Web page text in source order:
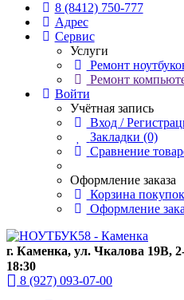
8 (8412) 750-777
Адрес
Сервис
Услуги
Ремонт
Ремонт
Войти
Учётная запись
Вход /
Закладки (0)
Сравнение
Оформление заказа
Корзина покупок
Оформление
г. Каменка, ул. Чкалова 19В,
18:30
8 (927) 093-07-00